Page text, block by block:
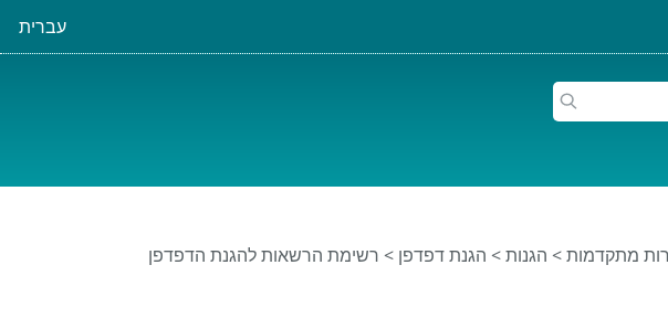
עברית
מתקדמות> הגנות> הגנת דפדפן > רשימת הרשאות להגנת הדפדפן